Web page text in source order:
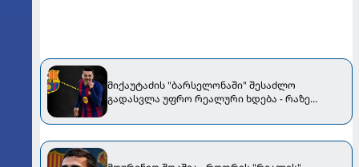
მიქაუტაძის "ბარსელონაში" შესაძლო
გადასვლა უფრო რეალური ხდება - რაზე
მწვრთნელს